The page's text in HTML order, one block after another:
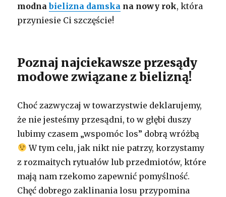
modnabielizna damska na nowy rok, która
przyniesie Ci szczęście!
Poznaj najciekawsze przesądy
modowe związane z bielizną!
Choć zazwyczaj w towarzystwie deklarujemy,
że nie jesteśmy przesądni, to w głębi duszy
lubimy czasem „wspomóc los” dobrą wróżbą
W tym celu, jak nikt nie patrzy, korzystamy
z rozmaitych rytuałów lub przedmiotów, które
mają nam rzekomo zapewnić pomyślność.
Chęć dobrego zaklinania losu przypomina